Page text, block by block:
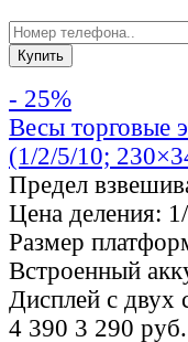
- 25%
Весы
(1/2/5/10;
Предел
Цена деления:
Размер
Встроенный
Дисплей с двух
4 390 3 290 руб.